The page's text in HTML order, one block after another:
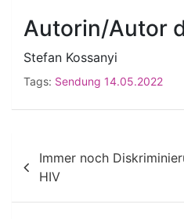
Autorin/Autor
Stefan Kossanyi
Tags: Sendung 14.05.2022
Immer noch
HIV